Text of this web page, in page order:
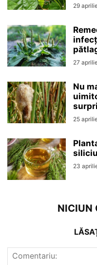
29
27
Nu
25
23
NICIUN